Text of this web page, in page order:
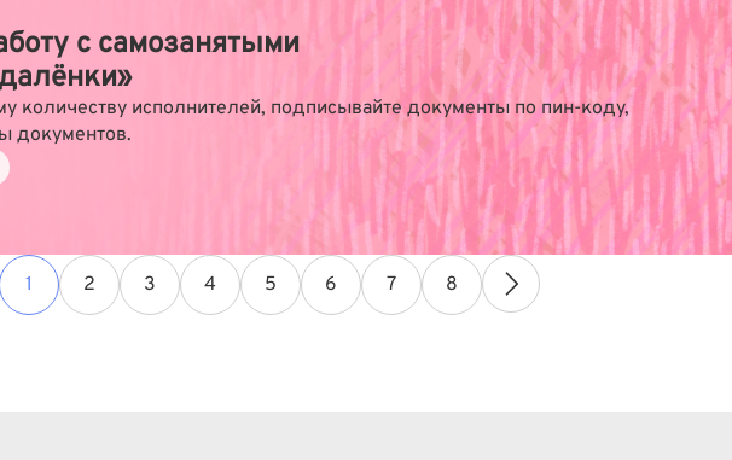
с самозанятыми
количеству исполнителей, подписывайте документы по пин-коду,
документов.
1 2 3 4 5 6 7 8